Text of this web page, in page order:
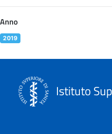
Anno
2019
Istituto